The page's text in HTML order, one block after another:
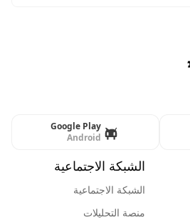
Google Play
Android
الشبكة الاجتماعية
الشبكة الاجتماعية
منصة التحليلات